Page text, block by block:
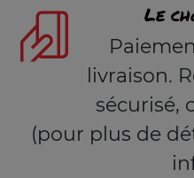
Le
livraison.
sécurisé,
(pour plus de